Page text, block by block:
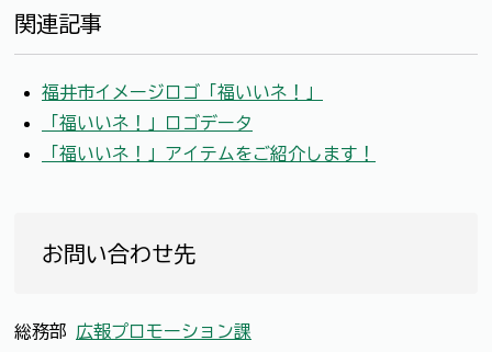
関連記事
福井市イメージロゴ「福いいネ！」
「福いいネ！」ロゴデータ
「福いいネ！」アイテムをご紹介します！
お問い合わせ先
総務部 広報プロモーション課